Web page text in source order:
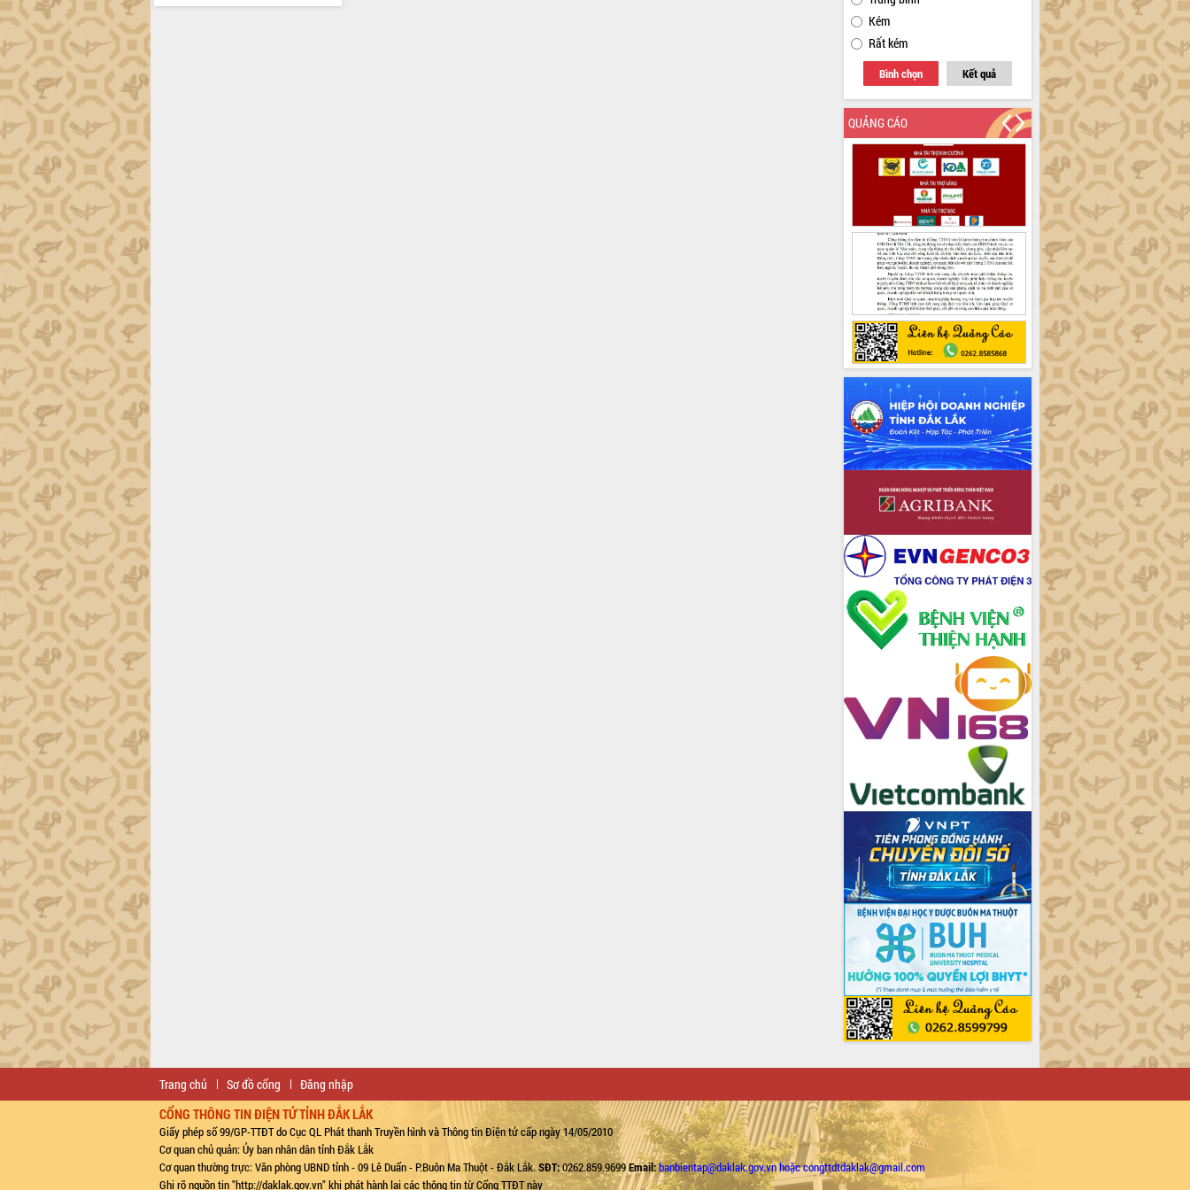
Kém
Rất kém
Bình chọn Kết quả
QUẢNG CÁO
Trang chủ Sơ đồ cổng Đăng nhập
CỔNG THÔNG TIN ĐIỆN TỬ TỈNH ĐẮK LẮK
Giấy phép số 99/GP-TTĐT do Cục QL Phát thanh Truyền hình và Thông tin Điện tử cấp ngày 14/05/2010
Cơ quan chủ quản: Ủy ban nhân dân tỉnh Đắk Lắk
Cơ quan thường trực: Văn phòng UBND tỉnh - 09 Lê Duẩn - P.Buôn Ma Thuột - Đắk Lắk.SĐT:0262.859.9699Email:banbientap@daklak.gov.vn hoặc congttdtdaklak@gmail.com
Ghi rõ nguồn tin "http://daklak.gov.vn" khi phát hành lại các thông tin từ Cổng TTĐT này